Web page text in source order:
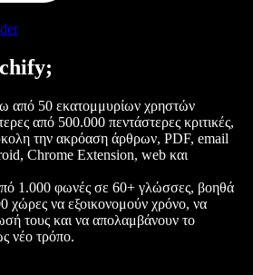
από 50 εκατομμυρίων χρηστών
από 500.000 πεντάστερες κριτικές,
την ακρόαση άρθρων, PDF, email
Chrome Extension, web και
1.000 φωνές σε 60+ γλώσσες, βοηθά
χώρες να εξοικονομούν χρόνο, να
τους και να απολαμβάνουν το
νέο τρόπο.